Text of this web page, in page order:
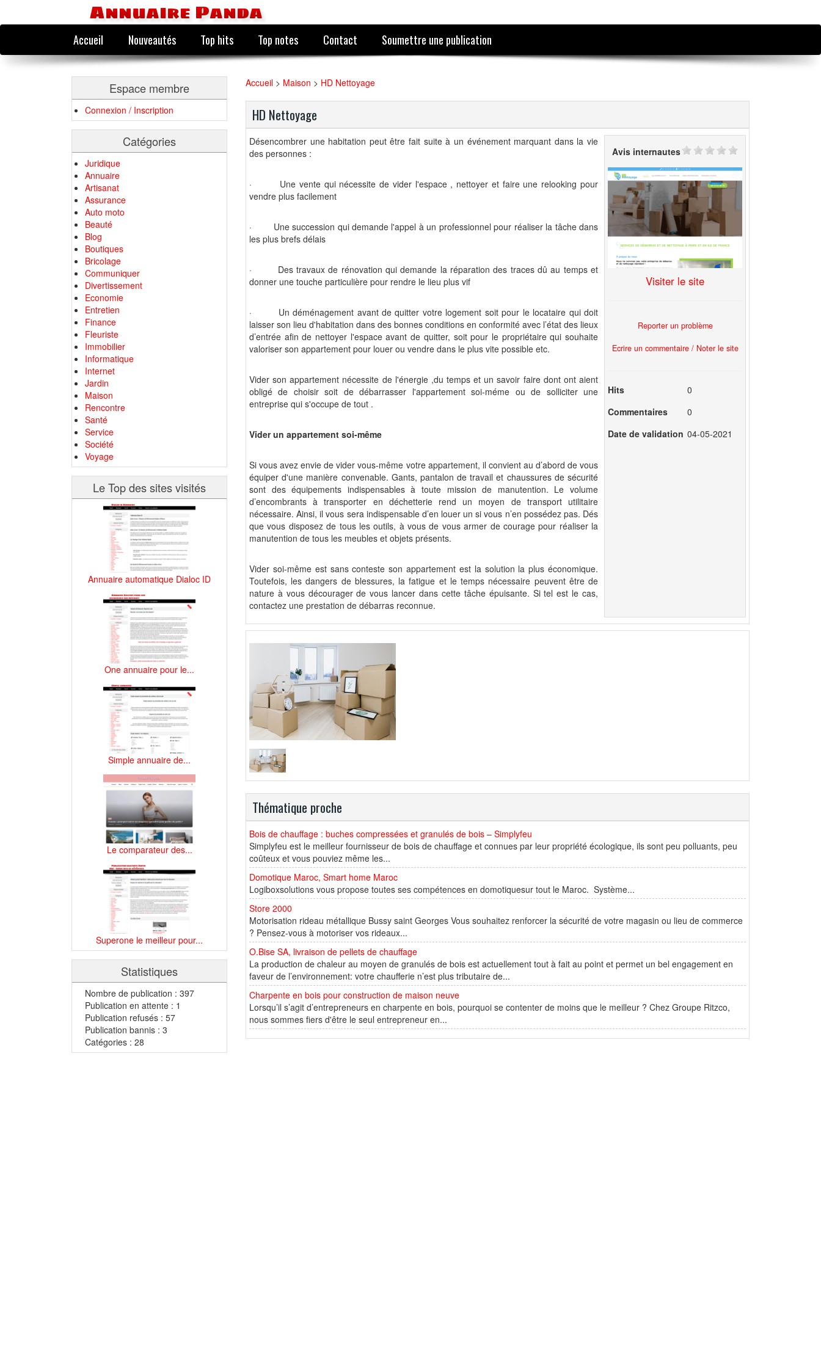
Annuaire Panda
Accueil Nouveautés Top hits Top notes Contact Soumettre une publication
Espace membre
Connexion / Inscription
Catégories
Juridique
Annuaire
Artisanat
Assurance
Auto moto
Beauté
Blog
Boutiques
Bricolage
Communiquer
Divertissement
Economie
Entretien
Finance
Fleuriste
Immobilier
Informatique
Internet
Jardin
Maison
Rencontre
Santé
Service
Société
Voyage
Le Top des sites visités
Annuaire automatique Dialoc ID
One annuaire pour le...
Simple annuaire de...
Le comparateur des...
Superone le meilleur pour...
Statistiques
Nombre de publication : 397
Publication en attente : 1
Publication refusés : 57
Publication bannis : 3
Catégories : 28
Accueil > Maison > HD Nettoyage
HD Nettoyage
Désencombrer une habitation peut être fait suite à un événement marquant dans la vie
des personnes :
·
Une vente qui nécessite de vider l'espace , nettoyer et faire une relooking pour
vendre plus facilement
·
Une succession qui demande l'appel à un professionnel pour réaliser la tâche dans
les plus brefs délais
·
Des travaux de rénovation qui demande la réparation des traces dû au temps et
donner une touche particulière pour rendre le lieu plus vif
·
Un déménagement avant de quitter votre logement soit pour le locataire qui doit
laisser son lieu d'habitation dans des bonnes conditions en conformité avec l’état des lieux
d’entrée afin de nettoyer l'espace avant de quitter, soit pour le propriétaire qui souhaite
valoriser son appartement pour louer ou vendre dans le plus vite possible etc.
Vider son appartement nécessite de l'énergie ,du temps et un savoir faire dont ont aient
obligé de choisir soit de débarrasser l'appartement soi-méme ou de solliciter une
entreprise qui s'occupe de tout .
Vider un appartement soi-même
Si vous avez envie de vider vous-même votre appartement, il convient au d’abord de vous
équiper d'une manière convenable. Gants, pantalon de travail et chaussures de sécurité
sont des équipements indispensables à toute mission de manutention. Le volume
d’encombrants à transporter en déchetterie rend un moyen de transport utilitaire
nécessaire. Ainsi, il vous sera indispensable d’en louer un si vous n’en possédez pas. Dés
que vous disposez de tous les outils, à vous de vous armer de courage pour réaliser la
manutention de tous les meubles et objets présents.
Vider soi-même est sans conteste son appartement est la solution la plus économique.
Toutefois, les dangers de blessures, la fatigue et le temps nécessaire peuvent être de
nature à vous décourager de vous lancer dans cette tâche épuisante. Si tel est le cas,
contactez une prestation de débarras reconnue.
Avis internautes
Visiter le site
Reporter un problème
Ecrire un commentaire / Noter le site
Hits
0
Commentaires
0
Date de validation 04-05-2021
Thématique proche
Bois de chauffage : buches compressées et granulés de bois – Simplyfeu
Simplyfeu est le meilleur fournisseur de bois de chauffage et connues par leur propriété écologique, ils sont peu polluants, peu
coûteux et vous pouviez même les...
Domotique Maroc, Smart home Maroc
Logiboxsolutions vous propose toutes ses compétences en domotiquesur tout le Maroc. Système...
Store 2000
Motorisation rideau métallique Bussy saint Georges Vous souhaitez renforcer la sécurité de votre magasin ou lieu de commerce
? Pensez-vous à motoriser vos rideaux...
O.Bise SA, livraison de pellets de chauffage
La production de chaleur au moyen de granulés de bois est actuellement tout à fait au point et permet un bel engagement en
faveur de l’environnement: votre chaufferie n’est plus tributaire de...
Charpente en bois pour construction de maison neuve
Lorsqu’il s’agit d’entrepreneurs en charpente en bois, pourquoi se contenter de moins que le meilleur ? Chez Groupe Ritzco,
nous sommes fiers d'être le seul entrepreneur en...